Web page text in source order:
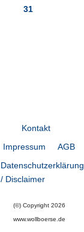
31
Kontakt
Impressum
AGB
Datenschutzerklärung
/ Disclaimer
(©) Copyright 2026
www.wollboerse.de